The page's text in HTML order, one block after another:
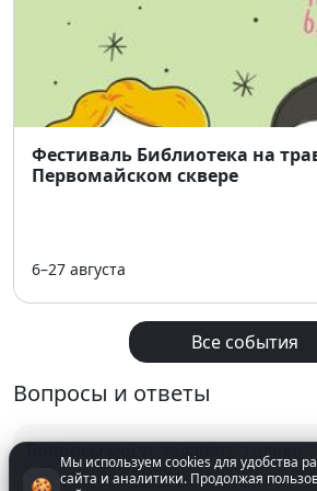
Фестиваль Библиотека на
Первомайском сквере
6–27 августа
Все события
Вопросы и ответы
Вопросы могут задавать только
зарегистрированнные
Мы используем cookies для удобства
сайта и аналитики. Продолжая